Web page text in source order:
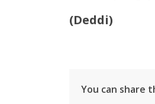
(Deddi)
You can share